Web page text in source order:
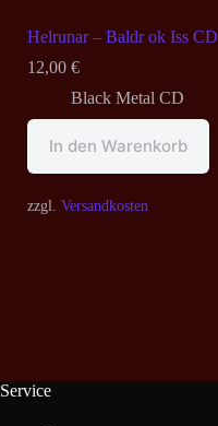
Helrunar – Baldr ok Iss CD
12,00 €
Black Metal CD
In den Warenkorb
zzgl. Versandkosten
Service